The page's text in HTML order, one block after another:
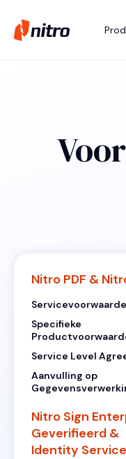
Nitro PDF &
Specifieke
Service Level
Aanvulling op
Nitro Sign
Geverifieerd &
Identity